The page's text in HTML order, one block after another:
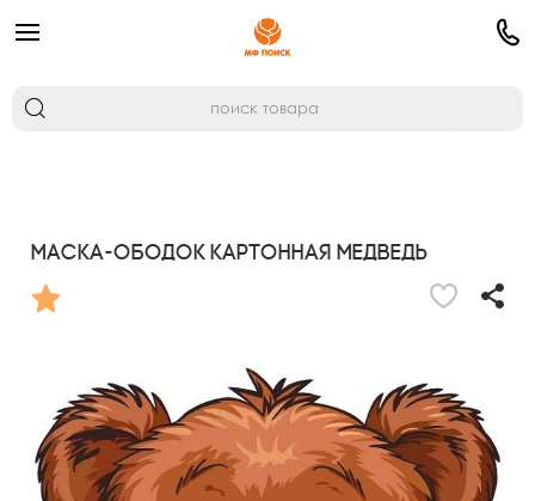
Маска-ободок картонная Медведь